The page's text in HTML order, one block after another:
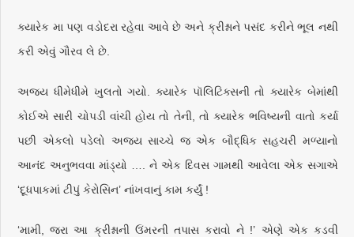
ક્યારેક મા પણ વડોદરા રહેવા આવે છે અને ક્રીશ્નાને પસંદ કરીને ભૂલ નથી
કરી એવું ગૌરવ લે છે.
અજય ધીમેધીમે ખુલતો ગયો. ક્યારેક પૉલિટિક્સની તો ક્યારેક બેમાંથી
કોઈએ સારી ચોપડી વાંચી હોય તો તેની, તો ક્યારેક ભવિષ્યની વાતો કર્યા
પછી એકલો પડેલો અજય સાચ્ચે જ એક બૌદ્ધિક સહચરી મળ્યાનો
આનંદ અનુભવવા માંડ્યો …. ને એક દિવસ ગામથી આવેલા એક સગાએ
‘દૂધપાકમાં ટીપું કેરોસિન’ નાંખવાનું કામ કર્યું !
‘મામી, જરા આ ક્રીશ્નાની ઉંમરની તપાસ કરાવો ને !’ એણે એક કડવી